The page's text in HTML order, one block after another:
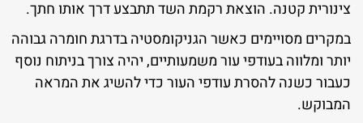
צינורית קטנה. הוצאת רקמת השד תתבצע דרך אותו חתך.
במקרים מסויימים כאשר הגניקומסטיה בדרגת חומרה גבוהה
יותר ומלווה בעודפי עור משמעותיים, יהיה צורך בניתוח נוסף
כעבור כשנה להסרת עודפי העור כדי להשיג את המראה
המבוקש.